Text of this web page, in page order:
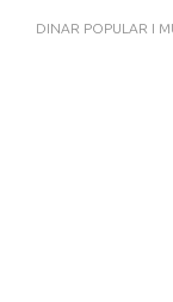
DINAR POPULAR I